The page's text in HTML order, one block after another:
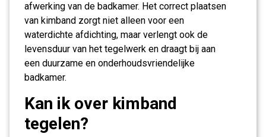
afwerking van de badkamer. Het correct plaatsen
van kimband zorgt niet alleen voor een
waterdichte afdichting, maar verlengt ook de
levensduur van het tegelwerk en draagt bij aan
een duurzame en onderhoudsvriendelijke
badkamer.
Kan ik over kimband
tegelen?